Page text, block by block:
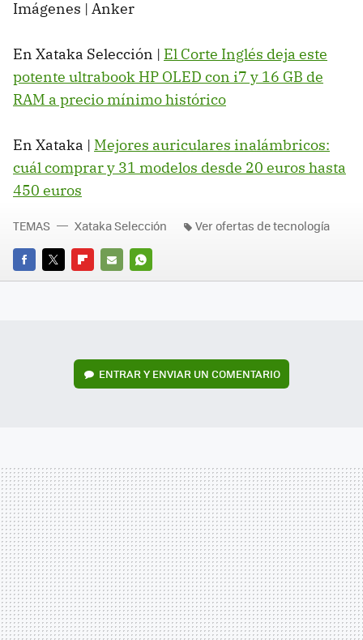
Imágenes | Anker
En Xataka Selección | El Corte Inglés deja este
potente ultrabook HP OLED con i7 y 16 GB de
RAM a precio mínimo histórico
En Xataka | Mejores auriculares inalámbricos:
cuál comprar y 31 modelos desde 20 euros hasta
450 euros
FACEBOOK
TWITTERFLIPBOARD
E-
WHATSAPP
TEMAS Xataka Selección Ver ofertas de tecnología
ENTRAR Y ENVIAR UN COMENTARIO